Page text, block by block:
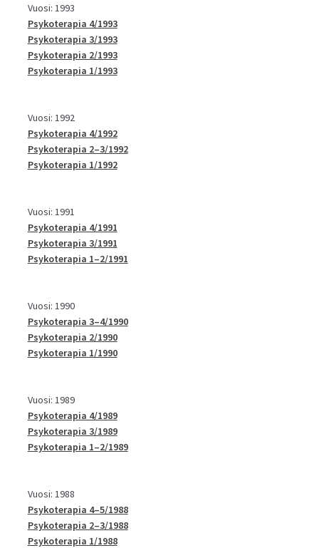
Vuosi: 1993
Psykoterapia 4/1993
Psykoterapia 3/1993
Psykoterapia 2/1993
Psykoterapia 1/1993
Vuosi: 1992
Psykoterapia 4/1992
Psykoterapia 2–3/1992
Psykoterapia 1/1992
Vuosi: 1991
Psykoterapia 4/1991
Psykoterapia 3/1991
Psykoterapia 1–2/1991
Vuosi: 1990
Psykoterapia 3–4/1990
Psykoterapia 2/1990
Psykoterapia 1/1990
Vuosi: 1989
Psykoterapia 4/1989
Psykoterapia 3/1989
Psykoterapia 1–2/1989
Vuosi: 1988
Psykoterapia 4–5/1988
Psykoterapia 2–3/1988
Psykoterapia 1/1988